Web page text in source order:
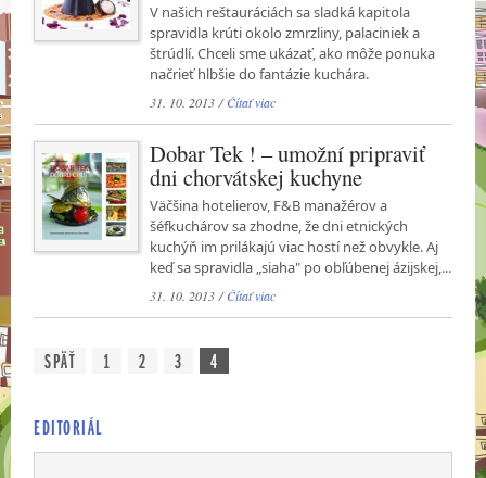
V našich reštauráciách sa sladká kapitola
spravidla krúti okolo zmrzliny, palaciniek a
štrúdlí. Chceli sme ukázať, ako môže ponuka
načrieť hlbšie do fantázie kuchára.
31. 10. 2013 /Čítať viac
Dobar Tek ! – umožní pripraviť
dni chorvátskej kuchyne
Väčšina hotelierov, F&B manažérov a
šéfkuchárov sa zhodne, že dni etnických
kuchýň im prilákajú viac hostí než obvykle. Aj
keď sa spravidla „siaha" po obľúbenej ázijskej,...
31. 10. 2013 /Čítať viac
SPÄŤ 1 2 3 4
EDITORIÁL